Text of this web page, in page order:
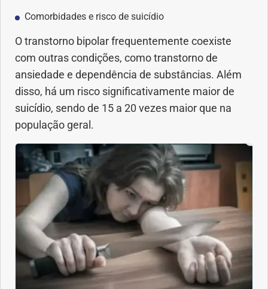
Comorbidades e risco de suicídio
O transtorno bipolar frequentemente coexiste
com outras condições, como transtorno de
ansiedade e dependência de substâncias. Além
disso, há um risco significativamente maior de
suicídio, sendo de 15 a 20 vezes maior que na
população geral.